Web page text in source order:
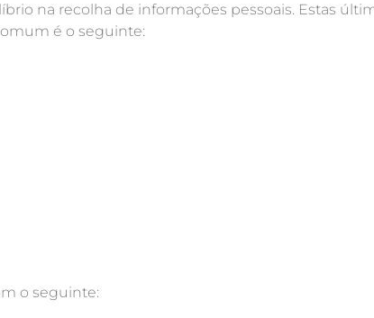
na recolha de informações pessoais. Estas
é o seguinte:
o seguinte: